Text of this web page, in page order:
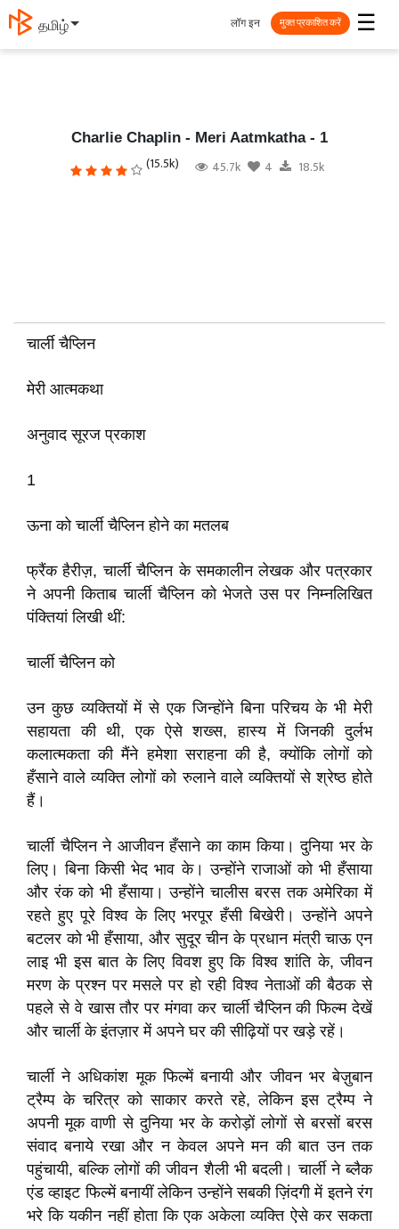
தமிழ் ☰
लॉग इन मुक्त प्रकाशित करें
Charlie Chaplin - Meri Aatmkatha - 1
(15.5k) 45.7k 4 18.5k
चार्ली चैप्लिन
मेरी आत्मकथा
अनुवाद सूरज प्रकाश
1
ऊना को चार्ली चैप्लिन होने का मतलब
फ्रैंक हैरीज़, चार्ली चैप्लिन के समकालीन लेखक और पत्रकार
ने अपनी किताब चार्ली चैप्लिन को भेजते उस पर निम्नलिखित
पंक्तियां लिखी थीं:
चार्ली चैप्लिन को
उन कुछ व्यक्तियों में से एक जिन्होंने बिना परिचय के भी मेरी
सहायता की थी, एक ऐसे शख्स, हास्य में जिनकी दुर्लभ
कलात्मकता की मैंने हमेशा सराहना की है, क्योंकि लोगों को
हँसाने वाले व्यक्ति लोगों को रुलाने वाले व्यक्तियों से श्रेष्ठ होते
हैं।
चार्ली चैप्लिन ने आजीवन हँसाने का काम किया। दुनिया भर के
लिए। बिना किसी भेद भाव के। उन्होंने राजाओं को भी हँसाया
और रंक को भी हँसाया। उन्होंने चालीस बरस तक अमेरिका में
रहते हुए पूरे विश्व के लिए भरपूर हँसी बिखेरी। उन्होंने अपने
बटलर को भी हँसाया, और सुदूर चीन के प्रधान मंत्री चाऊ एन
लाइ भी इस बात के लिए विवश हुए कि विश्व शांति के, जीवन
मरण के प्रश्न पर मसले पर हो रही विश्व नेताओं की बैठक से
पहले से वे खास तौर पर मंगवा कर चार्ली चैप्लिन की फिल्म देखें
और चार्ली के इंतज़ार में अपने घर की सीढ़ियों पर खड़े रहें।
चार्ली ने अधिकांश मूक फिल्में बनायी और जीवन भर बेज़ुबान
ट्रैम्प के चरित्र को साकार करते रहे, लेकिन इस ट्रैम्प ने
अपनी मूक वाणी से दुनिया भर के करोड़ों लोगों से बरसों बरस
संवाद बनाये रखा और न केवल अपने मन की बात उन तक
पहुंचायी, बल्कि लोगों की जीवन शैली भी बदली। चार्ली ने ब्लैक
एंड व्हाइट फिल्में बनायीं लेकिन उन्होंने सबकी ज़िंदगी में इतने रंग
भरे कि यकीन नहीं होता कि एक अकेला व्यक्ति ऐसे कर सकता